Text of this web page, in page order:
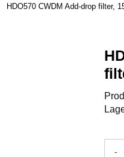
HDO570 CWDM Add-drop filter,
-